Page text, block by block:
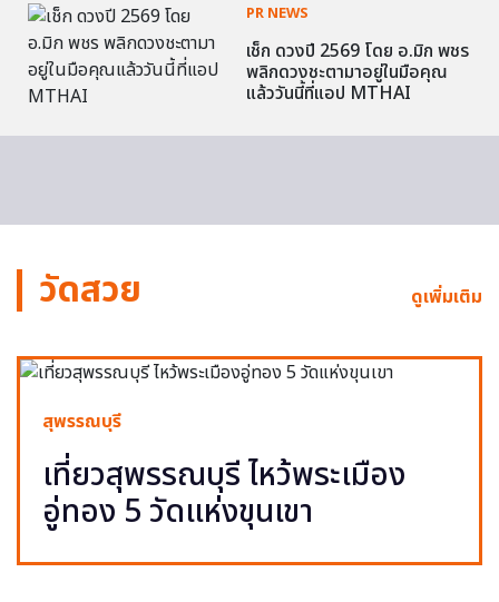
PR NEWS
เช็ก ดวงปี 2569 โดย อ.มิก พชร
พลิกดวงชะตามาอยู่ในมือคุณ
แล้ววันนี้ที่แอป MTHAI
วัดสวย ดูเพิ่มเติม
สุพรรณบุรี
เที่ยวสุพรรณบุรี ไหว้พระเมือง
อู่ทอง 5 วัดแห่งขุนเขา